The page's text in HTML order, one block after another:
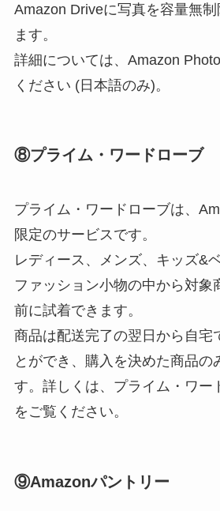
Amazon Driveに写真を容量無
ます。
詳細については、Amazon
ください (日本語のみ)。
⑧プライム・ワードローブ
プライム・ワードローブは、
限定のサービスです。
レディース、メンズ、キッズ&
ファッション小物の中から対象
前に試着できます。
商品は配送完了の翌日から自宅
とができ、購入を決めた商品の
す。詳しくは、プライム・ワー
をご覧ください。
⑨Amazonパントリー